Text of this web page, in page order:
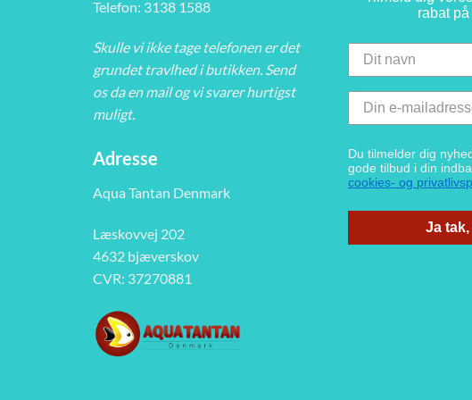
Telefon: 3138 1588
Skulle vi ikke tage telefonen er det
grundet travlhed i butikken. Send
os da en mail og vi svarer hurtigst
muligt.
Adresse
Aqua Tantan Denmark
Læskovvej 202
4632 bjæverskov
CVR: 37270881
rabat
Du tilmelder dig
gode tilbud i din
cookies- og
Ja